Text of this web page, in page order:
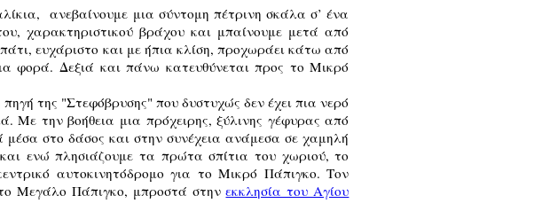
ανεβαίνουμε μια σύντομη πέτρινη σκάλα σ’ ένα
χαρακτηριστικού βράχου και μπαίνουμε μετά από
ευχάριστο και με ήπια κλίση, προχωράει κάτω από
φορά. Δεξιά και πάνω κατευθύνεται προς το Μικρό
της "Στεφόβρυσης" που δυστυχώς δεν έχει πια νερό
Με την βοήθεια μια πρόχειρης, ξύλινης γέφυρας από
στο δάσος και στην συνέχεια ανάμεσα σε χαμηλή
ενώ πλησιάζουμε τα πρώτα σπίτια του χωριού, το
αυτοκινητόδρομο για το Μικρό Πάπιγκο. Τον
Μεγάλο Πάπιγκο, μπροστά στηνεκκλησία του Αγίου